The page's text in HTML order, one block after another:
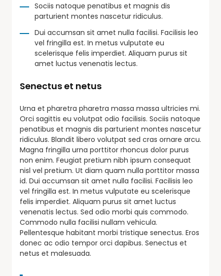
Sociis natoque penatibus et magnis dis
parturient montes nascetur ridiculus.
Dui accumsan sit amet nulla facilisi. Facilisis leo
vel fringilla est. In metus vulputate eu
scelerisque felis imperdiet. Aliquam purus sit
amet luctus venenatis lectus.
Senectus et netus
Urna et pharetra pharetra massa massa ultricies mi.
Orci sagittis eu volutpat odio facilisis. Sociis natoque
penatibus et magnis dis parturient montes nascetur
ridiculus. Blandit libero volutpat sed cras ornare arcu.
Magna fringilla urna porttitor rhoncus dolor purus
non enim. Feugiat pretium nibh ipsum consequat
nisl vel pretium. Ut diam quam nulla porttitor massa
id. Dui accumsan sit amet nulla facilisi. Facilisis leo
vel fringilla est. In metus vulputate eu scelerisque
felis imperdiet. Aliquam purus sit amet luctus
venenatis lectus. Sed odio morbi quis commodo.
Commodo nulla facilisi nullam vehicula.
Pellentesque habitant morbi tristique senectus. Eros
donec ac odio tempor orci dapibus. Senectus et
netus et malesuada.